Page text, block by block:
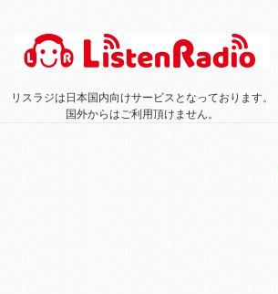
リスラジは日本国内向けサービスとなっております。
国外からはご利用頂けません。